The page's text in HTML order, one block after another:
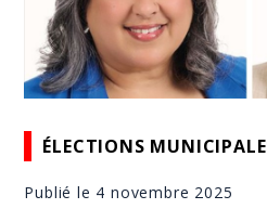
ÉLECTIONS
Publié le 4 novembre 2025